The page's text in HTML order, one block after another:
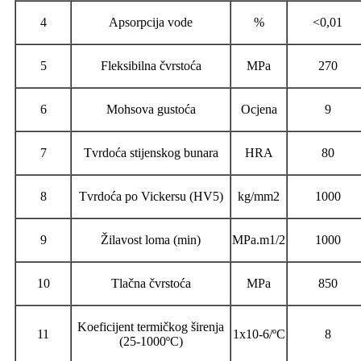
4 Apsorpcija vode % <0,01
5 Fleksibilna čvrstoća MPa 270
6 Mohsova gustoća Ocjena 9
7 Tvrdoća stijenskog bunara HRA 80
8 Tvrdoća po Vickersu (HV5) kg/mm2 1000
9 Žilavost loma (min) MPa.m1/2 1000
10 Tlačna čvrstoća MPa 850
11
Koeficijent termičkog širenja
(25-1000ºC)
1x10-6/ºC 8